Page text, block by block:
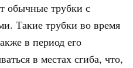
обычные трубки с
Такие трубки во время
в период его
в местах сгиба, что,